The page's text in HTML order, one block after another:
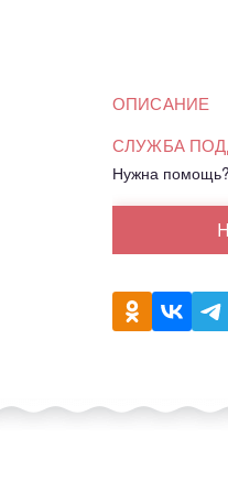
ОПИСАНИЕ
СЛУЖБА
Нужна